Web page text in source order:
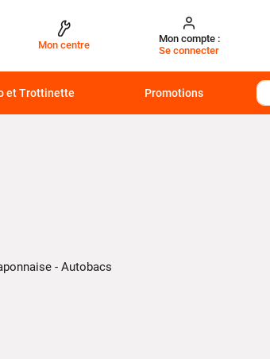
Mon centre
Mon compte :
Se connecter
et Trottinette Promotions